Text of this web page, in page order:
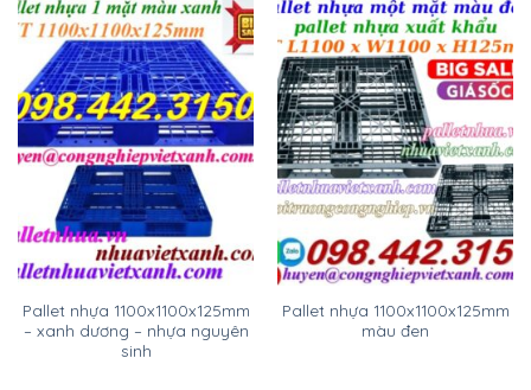
Pallet nhựa 1100x1100x125mm
– xanh dương – nhựa nguyên
sinh
Pallet nhựa 1100x1100x125mm
màu đen